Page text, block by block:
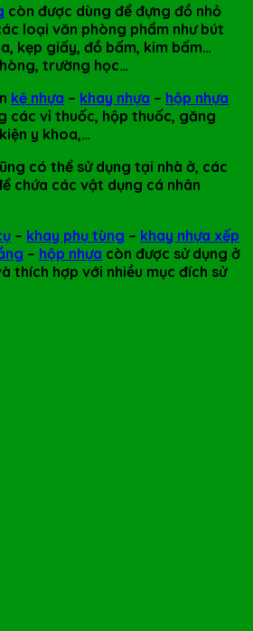
còn được dùng để đựng đồ nhỏ
loại văn phòng phẩm như bút
kẹp giấy, đồ bấm, kim bấm…
trường học…
kệ nhựa – khay nhựa – hộp nhựa
các vỉ thuốc, hộp thuốc, găng
y khoa,…
có thể sử dụng tại nhà ở, các
chứa các vật dụng cá nhân
– khay phụ tùng – khay nhựa xếp
– hộp nhựa còn được sử dụng ở
thích hợp với nhiều mục đích sử